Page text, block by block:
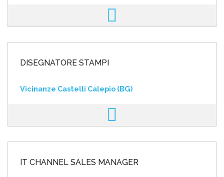
DISEGNATORE STAMPI
Vicinanze Castelli Calepio (BG)
IT CHANNEL SALES MANAGER